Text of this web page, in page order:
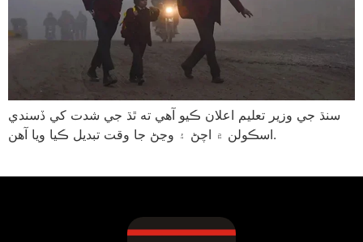
سنڌ جي وزير تعليم اعلان ڪيو آهي ته ٿڌ جي شدت کي ڏسندي
اسڪولن ۾ اچڻ ۽ وڃڻ جا وقت تبديل ڪيا ويا آهن.